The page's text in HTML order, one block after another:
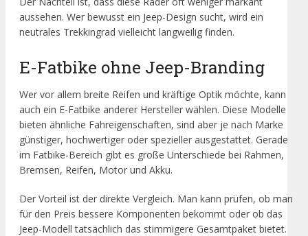
aussehen. Wer bewusst ein Jeep-Design sucht, wird ein
neutrales Trekkingrad vielleicht langweilig finden.
E-Fatbike ohne Jeep-Branding
Wer vor allem breite Reifen und kräftige Optik möchte, kann
auch ein E-Fatbike anderer Hersteller wählen. Diese Modelle
bieten ähnliche Fahreigenschaften, sind aber je nach Marke
günstiger, hochwertiger oder spezieller ausgestattet. Gerade
im Fatbike-Bereich gibt es große Unterschiede bei Rahmen,
Bremsen, Reifen, Motor und Akku.
Der Vorteil ist der direkte Vergleich. Man kann prüfen, ob man
für den Preis bessere Komponenten bekommt oder ob das
Jeep-Modell tatsächlich das stimmigere Gesamtpaket bietet.